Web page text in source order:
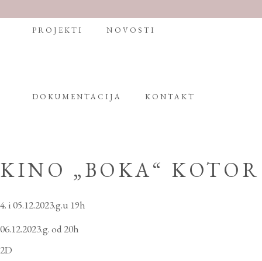
PROJEKTI NOVOSTI
DOKUMENTACIJA KONTAKT
KINO „BOKA“ KOTOR
i 05.12.2023.g.u 19h
06.12.2023.g. od 20h
2D